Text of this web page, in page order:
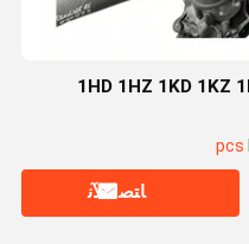
ﺎﺘﺼﻟ ﺍﻶﻧ